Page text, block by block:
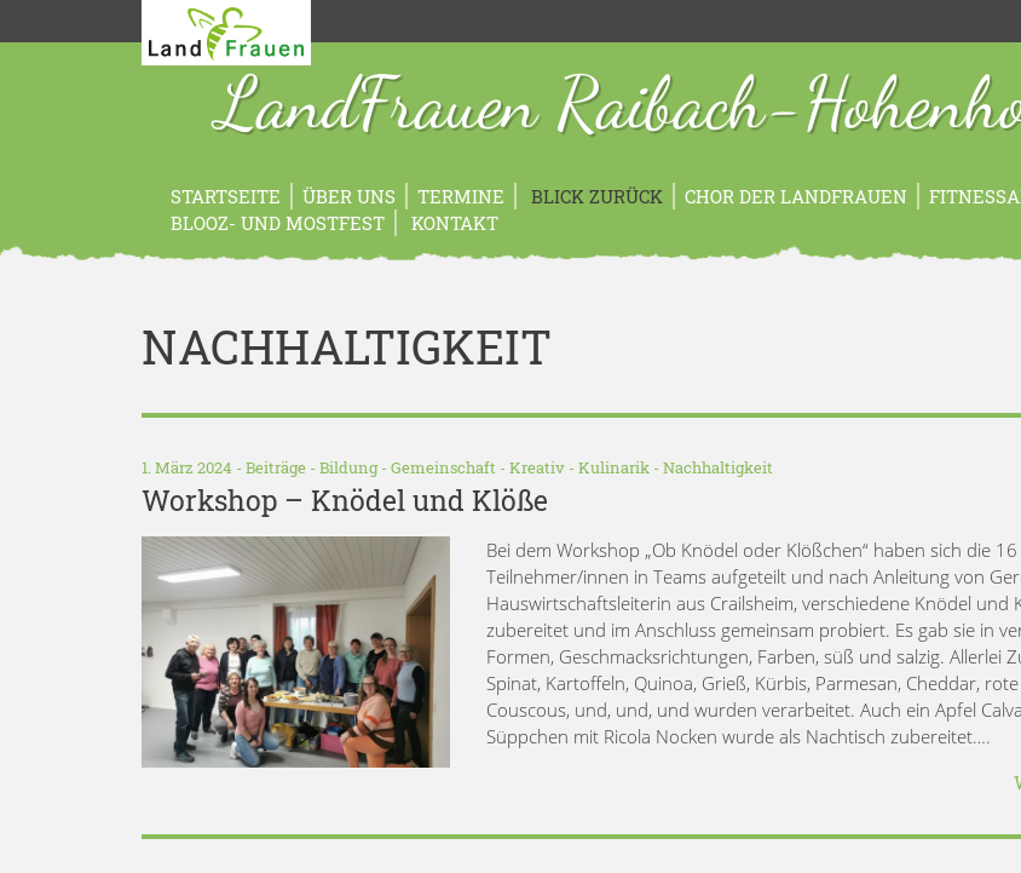
LandFrauen Raibach-
STARTSEITE ÜBER UNS TERMINE BLICK ZURÜCK CHOR DER LANDFRAUEN
BLOOZ- UND MOSTFEST
KONTAKT
NACHHALTIGKEIT
1. März 2024 - Beiträge - Bildung- Gemeinschaft - Kreativ - Kulinarik - Nachhaltigkeit
Workshop – Knödel und Klöße
Bei dem Workshop „Ob Knödel oder Klößchen“ haben sich die 16
Teilnehmer/innen in Teams aufgeteilt und nach Anleitung von
Hauswirtschaftsleiterin aus Crailsheim, verschiedene Knödel und
zubereitet und im Anschluss gemeinsam probiert. Es gab sie in
Formen, Geschmacksrichtungen, Farben, süß und salzig. Allerlei
Spinat, Kartoffeln, Quinoa, Grieß, Kürbis, Parmesan, Cheddar,
Couscous, und, und, und wurden verarbeitet. Auch ein Apfel
Süppchen mit Ricola Nocken wurde als Nachtisch zubereitet….